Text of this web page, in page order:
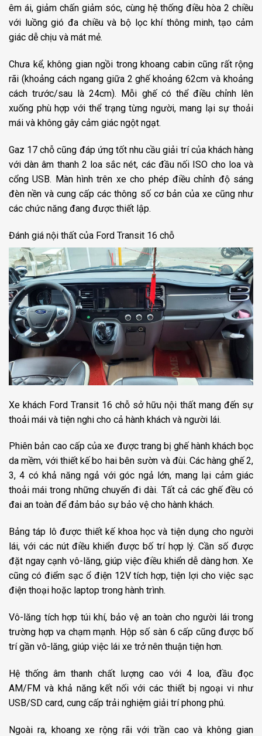
êm ái, giảm chấn giảm sóc, cùng hệ thống điều hòa 2 chiều
với luồng gió đa chiều và bộ lọc khí thông minh, tạo cảm
giác dễ chịu và mát mẻ.
Chưa kể, không gian ngồi trong khoang cabin cũng rất rộng
rãi (khoảng cách ngang giữa 2 ghế khoảng 62cm và khoảng
cách trước/sau là 24cm). Mỗi ghế có thể điều chỉnh lên
xuống phù hợp với thể trạng từng người, mang lại sự thoải
mái và không gây cảm giác ngột ngạt.
Gaz 17 chỗ cũng đáp ứng tốt nhu cầu giải trí của khách hàng
với dàn âm thanh 2 loa sắc nét, các đầu nối ISO cho loa và
cổng USB. Màn hình trên xe cho phép điều chỉnh độ sáng
đèn nền và cung cấp các thông số cơ bản của xe cũng như
các chức năng đang được thiết lập.
Đánh giá nội thất của Ford Transit 16 chỗ
Xe khách Ford Transit 16 chỗ sở hữu nội thất mang đến sự
thoải mái và tiện nghi cho cả hành khách và người lái.
Phiên bản cao cấp của xe được trang bị ghế hành khách bọc
da mềm, với thiết kế bo hai bên sườn và đùi. Các hàng ghế 2,
3, 4 có khả năng ngả với góc ngả lớn, mang lại cảm giác
thoải mái trong những chuyến đi dài. Tất cả các ghế đều có
đai an toàn để đảm bảo sự bảo vệ cho hành khách.
Bảng táp lô được thiết kế khoa học và tiện dụng cho người
lái, với các nút điều khiển được bố trí hợp lý. Cần số được
đặt ngay cạnh vô-lăng, giúp việc điều khiển dễ dàng hơn. Xe
cũng có điểm sạc ổ điện 12V tích hợp, tiện lợi cho việc sạc
điện thoại hoặc laptop trong hành trình.
Vô-lăng tích hợp túi khí, bảo vệ an toàn cho người lái trong
trường hợp va chạm mạnh. Hộp số sàn 6 cấp cũng được bố
trí gần vô-lăng, giúp việc lái xe trở nên thuận tiện hơn.
Hệ thống âm thanh chất lượng cao với 4 loa, đầu đọc
AM/FM và khả năng kết nối với các thiết bị ngoại vi như
USB/SD card, cung cấp trải nghiệm giải trí phong phú.
Ngoài ra, khoang xe rộng rãi với trần cao và không gian